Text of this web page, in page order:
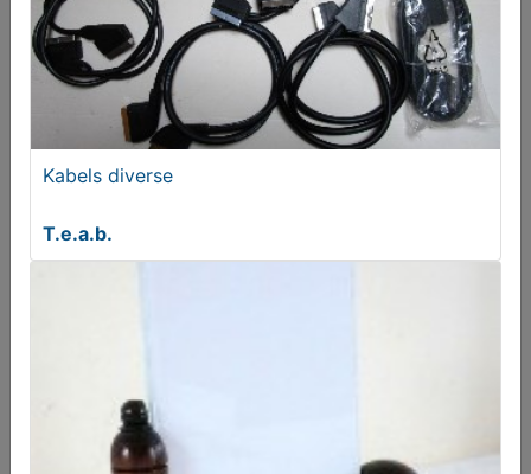
Wintermatten Rubbermatten Golf 5 en 6
Vanaf € 25,00
Degelijke CD DVD opbergmappen voor maar liefst
4x 304 disks
Kabels diverse
T.e.a.b.